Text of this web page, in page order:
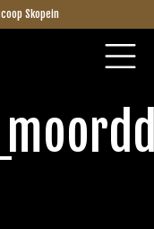
Skopein